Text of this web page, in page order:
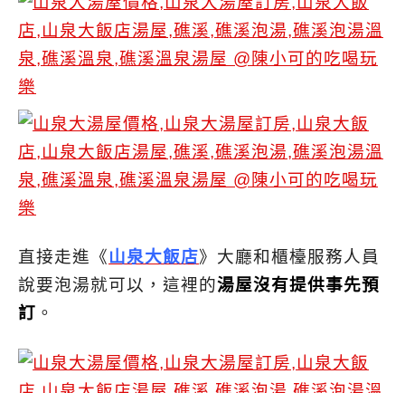
直接走進《山泉大飯店》大廳和櫃檯服務人員
說要泡湯就可以，這裡的湯屋沒有提供事先預
訂 。